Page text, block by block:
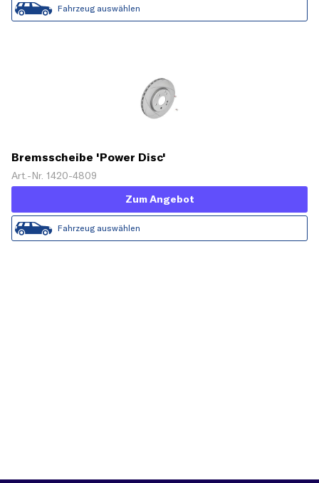
Fahrzeug auswählen
Bremsscheibe 'Power Disc'
Art.-Nr. 1420-4809
Zum Angebot
Fahrzeug auswählen